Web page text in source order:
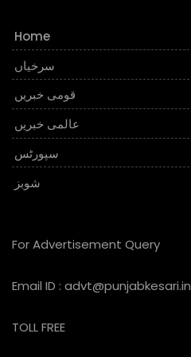
Home
سرخیاں
قومی خبریں
عالمی خبریں
سپورٹس
شوبز
For Advertisement Query
Email ID : advt@punjabkesari.in
TOLL FREE